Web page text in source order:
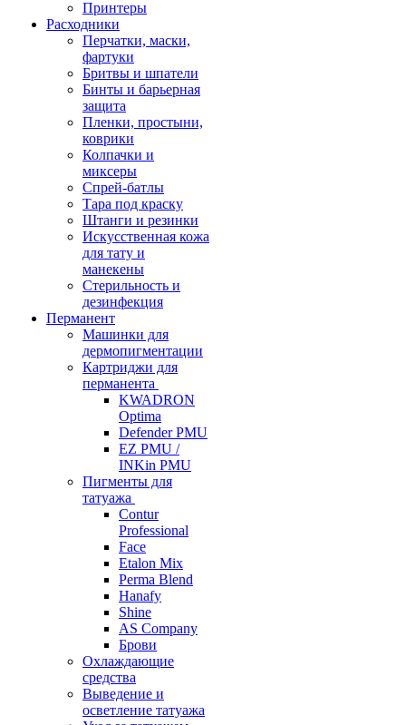
Принтеры
Расходники
Перчатки, маски,
фартуки
Бритвы и шпатели
Бинты и барьерная
защита
Пленки, простыни,
коврики
Колпачки и
миксеры
Спрей-батлы
Тара под краску
Штанги и резинки
Искусственная кожа
для тату и
манекены
Стерильность и
дезинфекция
Перманент
Машинки для
дермопигментации
Картриджи для
перманента
KWADRON
Optima
Defender PMU
EZ PMU /
INKin PMU
Пигменты для
татуажа
Contur
Professional
Face
Etalon Mix
Perma Blend
Hanafy
Shine
AS Company
Брови
Охлаждающие
средства
Выведение и
осветление татуажа